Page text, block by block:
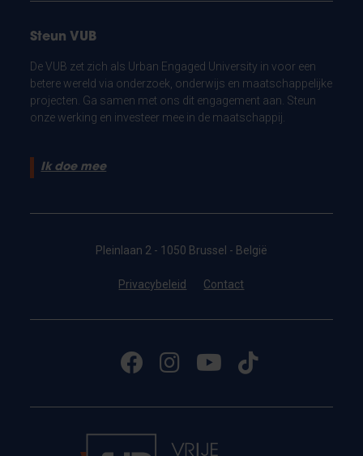
Steun VUB
De VUB zet zich als Urban Engaged University in voor een
betere wereld via onderzoek, onderwijs en maatschappelijke
projecten. Ga samen met ons dit engagement aan. Steun
onze werking en investeer mee in de maatschappij.
Ik doe mee
Pleinlaan 2 - 1050 Brussel - België
Privacybeleid Contact